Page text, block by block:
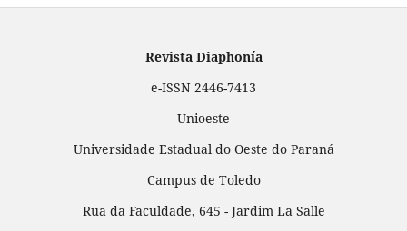
Revista Diaphonía
e-ISSN 2446-7413
Unioeste
Universidade Estadual do Oeste do Paraná
Campus de Toledo
Rua da Faculdade, 645 - Jardim La Salle